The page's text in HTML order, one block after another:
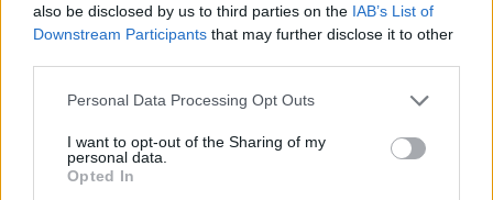
also be disclosed by us to third parties on the IAB’s List of
Downstream Participants that may further disclose it to other
Please note that this website/app uses one or more Google
not limited to your visit or usage behaviour. You may click to
grant or deny consent to Google and its third-party tags to
use your data for below specified purposes in below Google
Personal Data Processing Opt Outs
I want to opt-out of the Sharing of my
personal data.
Opted In
Vale la pena un Master o un MBA? Dovresti
perseguire l’istruzione superiore?
Un corso di laurea magistrale o qualsiasi
166.000Peso messicano a 498.000
Peso
messicano e dura circa due anni. Questo è un bel